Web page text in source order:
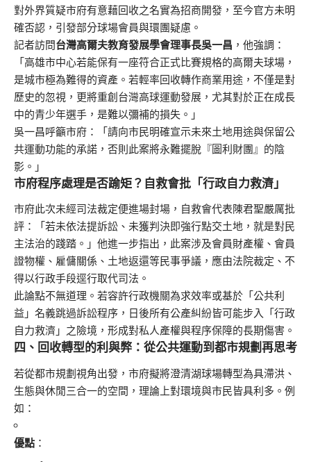
對外界質疑市府有意藉回收之名實為招商開發，至今官方未明
確否認，引發部分球場會員與環團疑慮。
記者訪問台灣高爾夫教育發展學會理事長吳一昌 ，他強調：
「高雄市中心若能保有一座符合正式比賽規格的高爾夫球場，
是城市極為難得的資產。若輕率回收轉作商業用途，不僅是對
歷史的忽視，更將重創台灣高球運動發展，尤其對於正在成長
中的青少年選手，是難以彌補的損失。」
吳一昌呼籲市府：「請向市民明確宣示未來土地用途與保留公
共運動功能的承諾，否則此案將永難擺脫『圖利財團』的陰
影。」
市府程序處理是否踰矩？自救會批「行政自力救濟」
市府此次未經司法裁定便進場封場，自救會代表陳君聖嚴厲批
評：「若未依法提訴訟、未獲判決即強行點交土地，就是對民
主法治的踐踏。」他進一步指出，此案涉及會員財產權、會員
證物權、雇傭關係、土地返還等民事爭議，應由法院裁定、不
得以行政手段逕行取代司法。
此論點不無道理。若容許行政機關為求效率或基於「公共利
益」名義跳過訴訟程序，日後所有公產糾紛皆可能步入「行政
自力救濟」之險境，形成對私人產權與程序保障的長期傷害。
四、回收轉型的利與弊：從公共運動到都市規劃再思考
若從都市規劃視角出發，市府擬將澄清湖球場轉型為具滯洪、
生態與休閒三合一的空間，理論上對環境與市民皆具利多。例
如：
優點 ：